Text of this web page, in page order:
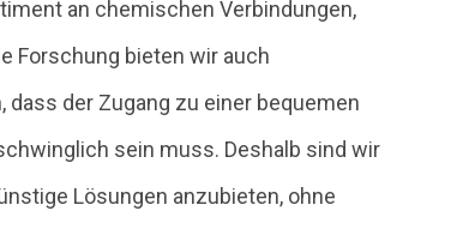
an chemischen Verbindungen,
Forschung bieten wir auch
der Zugang zu einer bequemen
sein muss. Deshalb sind wir
Lösungen anzubieten, ohne